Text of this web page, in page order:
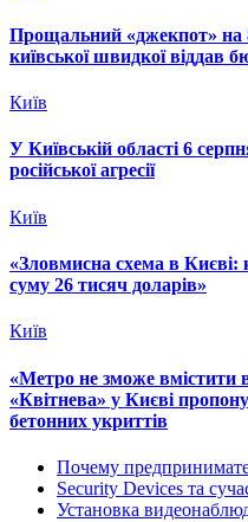
Прощальний «джекпот» на
київської швидкої віддав
Київ
У Київській області 6
російської агресії
Київ
«Зловмисна схема в Києві:
суму 26 тисяч доларів»
Київ
«Метро не зможе вмістити
«Квітнева» у Києві
бетонних укриттів
Почему
Security Devices та
Установка